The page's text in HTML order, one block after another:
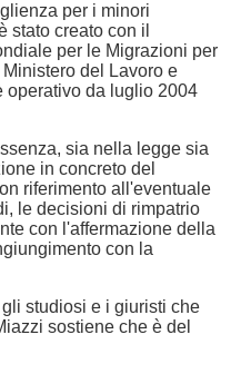
per i minori
stato creato con il
per le Migrazioni per
del Lavoro e
operativo da luglio 2004
sia nella legge sia
in concreto del
riferimento all'eventuale
le decisioni di rimpatrio
con l'affermazione della
con la
studiosi e i giuristi che
sostiene che è del